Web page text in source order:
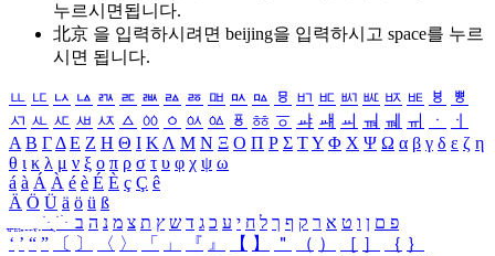
누르시면됩니다.
北京 을 입력하시려면 beijing을 입력하시고 space를 누르
시면 됩니다.
ㅥ ㅦ ㅧ ㅨ ㅩ ㅪ ㅫ ㅬ ㅭ ㅮ ㅯ ㅰ ㅱ ㅲ ㅳ ㅴ ㅵ ㅶ ㅷ ㅸ
ㅹ
ㅺ ㅻ ㅼ ㅽ ㅾ ㅿ ㆀ ㆁ ㆂ ㆃ ㆄ ㆅ ㆆ ㆇ ㆈ ㆉ ㆊ ㆋ ㆌ ㆍ
ㆎ
Α Β ΓΔ Ε Ζ Η Θ Ι ΚΛ Μ Ν Ξ Ο Π Ρ Σ ΤΥ Φ Χ Ψ Ω α β γ δ ε ζ η
θ ι κ λ μ ν ξ ο π ρ σ τ υ φ χ ψ ω
á à Á À é è É È ç Ç ê
Ä Ö Ü ä ö ü ß
ִֶֹ ֻּ ׁׂ פ ם ן ו ט א ר ק ף ך ל ח י ע כ ג ד ש ץ ת צ מ נ ה ב
‘ ’ “ ” 〔 〕 〈 〉 「 」 『 』 【 】 ＂ （ ） ［ ］ ｛ ｝